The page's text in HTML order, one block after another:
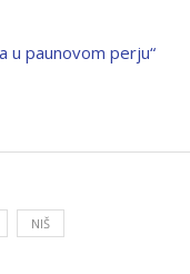
u paunovom perju“
NIŠ